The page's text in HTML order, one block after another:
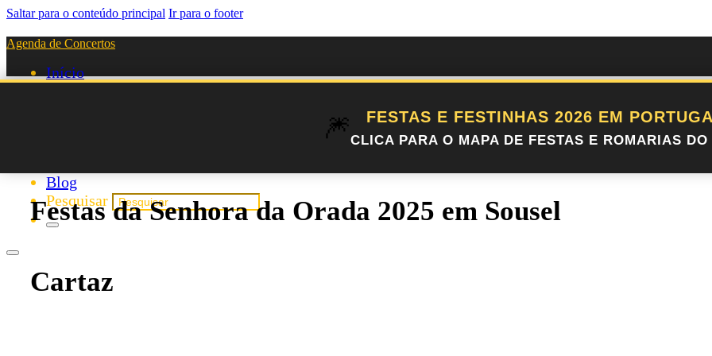
Saltar para o conteúdo principal Ir para o footer
Agenda de Concertos
Início
Blog
Pesquisar
🎆 FESTAS E FESTINHAS 2026 EM
CLICA PARA O MAPA DE FESTAS E ROMARIAS DO
Festas da Senhora da Orada 2025 em Sousel
Cartaz